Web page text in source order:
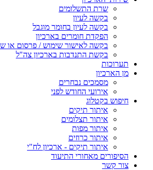
שרת התשלומים
בקשה לעיון
בקשה לעיון בחומר מוגבל
הפקדת חומרים בארכיון
בקשה לאישור שימוש / פרסום או
בקשת התנדבות בארכיון צה"ל
תערוכות
מן הארכיון
מסמכים נבחרים
אירועי החודש לפני
חיפוש בקטלוג
איתור תיקים
איתור תצלומים
איתור מפות
איתור כרוזים
איתור תיקים - ארכיון לח"י
הסיפורים מאחורי התיעוד
צור קשר